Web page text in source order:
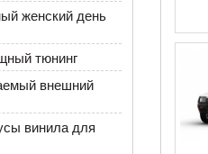
женский день
тюнинг
внешний
винила для